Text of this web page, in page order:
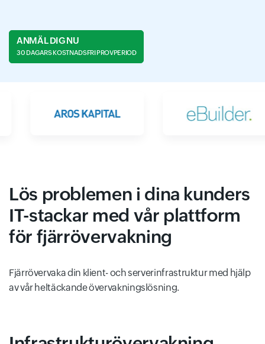
ANMÄL DIG NU
30 DAGARS KOSTNADSFRI PROVPERIOD
Lös problemen i dina kunders
IT-stackar med vår plattform
för fjärrövervakning
Fjärrövervaka din klient- och serverinfrastruktur med hjälp
av vår heltäckande övervakningslösning.